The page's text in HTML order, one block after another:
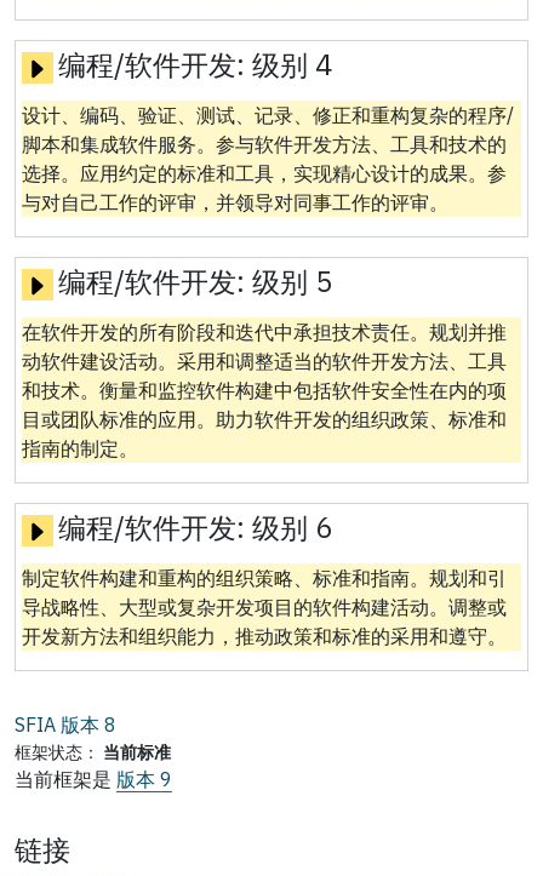
编程/软件开发: 级别 4
设计、编码、验证、测试、记录、修正和重构复杂的程序/
脚本和集成软件服务。参与软件开发方法、工具和技术的
选择。应用约定的标准和工具，实现精心设计的成果。参
与对自己工作的评审，并领导对同事工作的评审。
编程/软件开发: 级别 5
在软件开发的所有阶段和迭代中承担技术责任。规划并推
动软件建设活动。采用和调整适当的软件开发方法、工具
和技术。衡量和监控软件构建中包括软件安全性在内的项
目或团队标准的应用。助力软件开发的组织政策、标准和
指南的制定。
编程/软件开发: 级别 6
制定软件构建和重构的组织策略、标准和指南。规划和引
导战略性、大型或复杂开发项目的软件构建活动。调整或
开发新方法和组织能力，推动政策和标准的采用和遵守。
SFIA 版本 8
框架状态： 当前标准
当前框架是 版本 9
链接